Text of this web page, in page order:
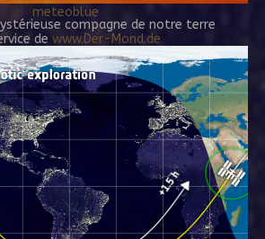
meteoblue
de www.Der-Mond.de